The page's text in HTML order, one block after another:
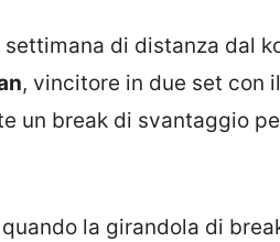
settimana di distanza dal
, vincitore in due set con
un break di svantaggio
la girandola di